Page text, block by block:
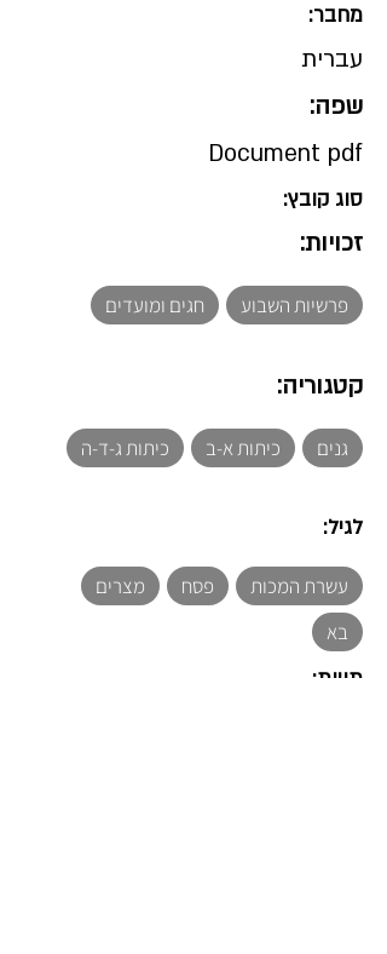
מחבר:
עברית
שפה:
Document pdf
סוג קובץ:
זכויות:
פרשיות השבוע חגים ומועדים
קטגוריה:
גנים כיתות א-ב כיתות ג-ד-ה
לגיל:
עשרת המכות פסח
מצרים
בא
תויות: